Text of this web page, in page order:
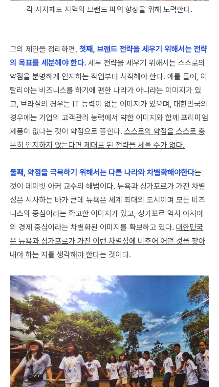
각 지자체도 지역의 브랜드 파워 향상을 위해 노력한다.
그의 제안을 정리하면, 첫째, 브랜드 전략을 세우기 위해서는 전략
의 목표를 세분해야 한다. 세부 전략을 세우기 위해서는 스스로의
약점을 분명하게 인지하는 작업부터 시작해야 한다. 예를 들어, 이
탈리아는 비즈니스를 하기에 편한 나라가 아니라는 이미지가 있
고, 브라질의 경우는 IT 능력이 없는 이미지가 있으며, 대한민국의
경우에는 기업의 고객관리 능력에서 약한 이미지와 함께 프리미엄
제품이 없다는 것이 약점으로 꼽힌다. 스스로의 약점을 스스로 충
분히 인지하지 않는다면 제대로 된 전략을 세울 수가 없다.
둘째, 약점을 극복하기 위해서는 다른 나라와 차별화해야한다는
것이 데이빗 아커 교수의 해법이다. 뉴욕과 싱가포르가 가진 차별
성은 시사하는 바가 큰데 뉴욕은 세계 최대의 도시이며 모든 비즈
니스의 중심이라는 확고한 이미지가 있고, 싱가포르 역시 아시아
의 경제 중심이라는 차별화된 이미지를 확보하고 있다. 대한민국
은 뉴욕과 싱가포르가 가진 이런 차별성에 비추어 어떤 것을 찾아
내야 하는 지를 생각해야 한다는 것이다.